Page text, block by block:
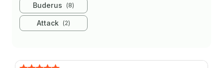
Buderus 8
Attack 2